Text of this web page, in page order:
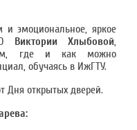
и эмоциональное, яркое
Виктории Хлыбовой,
где и как можно
обучаясь в ИжГТУ.
Дня открытых дверей.